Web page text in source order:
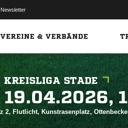
Newsletter
VEREINE & VERBÄNDE
KREISLIGA STADE

2, Flutlicht, Kunstrasenplatz,